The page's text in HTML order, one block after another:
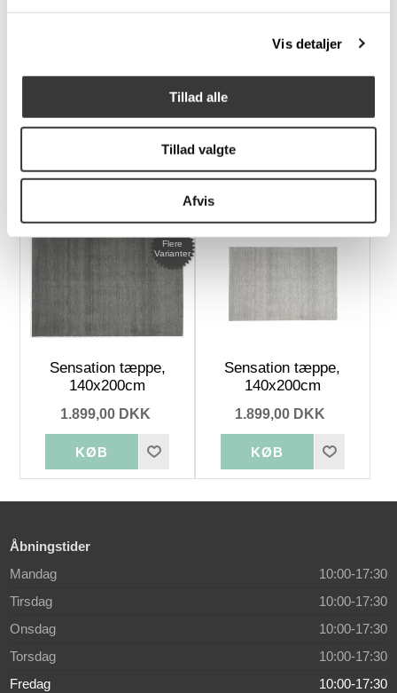
Vis detaljer
Tillad alle
Tillad valgte
Afvis
140x200cm
Nuuk håndvævet
tæppe, 140x200cm
1.999,00 DKK
Flere
Varianter
Sensation tæppe,
140x200cm
1.899,00 DKK
Sensation tæppe,
140x200cm
1.899,00 DKK
Åbningstider
Mandag
10:00-17:30
Tirsdag
10:00-17:30
Onsdag
10:00-17:30
Torsdag
10:00-17:30
Fredag
10:00-17:30